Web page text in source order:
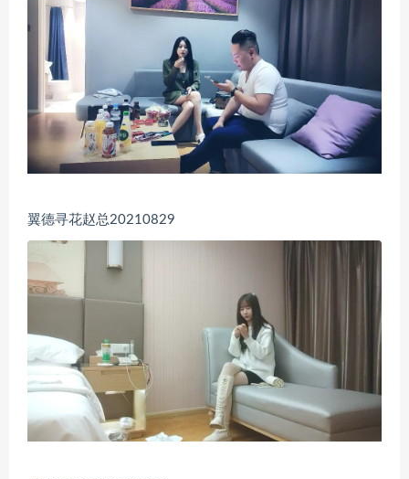
翼德寻花赵总20210829